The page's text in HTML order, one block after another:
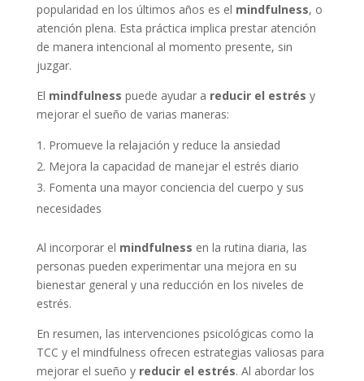
popularidad en los últimos años es el mindfulness, o
atención plena. Esta práctica implica prestar atención
de manera intencional al momento presente, sin
juzgar.
El mindfulness puede ayudar a reducir el estrés y
mejorar el sueño de varias maneras:
Promueve la relajación y reduce la ansiedad
Mejora la capacidad de manejar el estrés diario
Fomenta una mayor conciencia del cuerpo y sus
necesidades
Al incorporar el mindfulness en la rutina diaria, las
personas pueden experimentar una mejora en su
bienestar general y una reducción en los niveles de
estrés.
En resumen, las intervenciones psicológicas como la
TCC y el mindfulness ofrecen estrategias valiosas para
mejorar el sueño y reducir el estrés. Al abordar los